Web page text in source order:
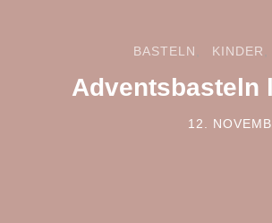
BASTELN KINDER
Adventsbasteln
POSTED ON
12.